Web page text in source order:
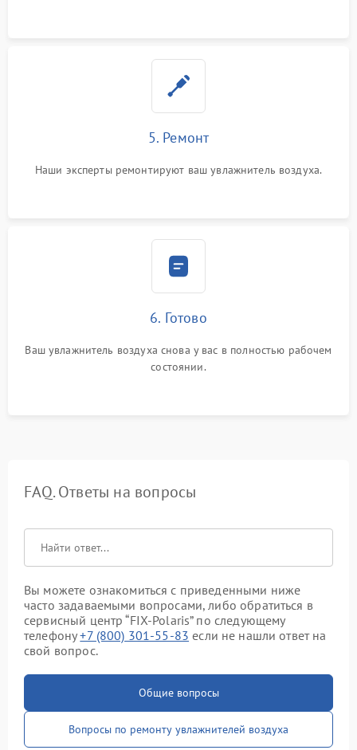
5. Ремонт
Наши эксперты ремонтируют ваш увлажнитель воздуха.
6. Готово
Ваш увлажнитель воздуха снова у вас в полностью рабочем
состоянии.
FAQ. Ответы на вопросы
Вы можете ознакомиться с приведенными ниже
часто задаваемыми вопросами, либо обратиться в
сервисный центр “FIX-Polaris” по следующему
телефону+7 (800) 301-55-83 если не нашли ответ на
свой вопрос.
Общие вопросы
Вопросы по ремонту увлажнителей воздуха